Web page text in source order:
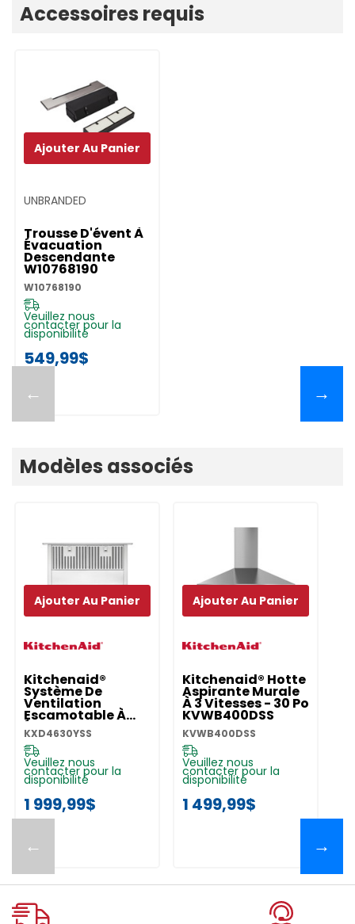
Accessoires requis
←
UNBRANDED
Trousse D'évent À
Évacuation
Descendante
W10768190
W10768190
Veuillez nous
contacter pour la
disponibilité
549,99$
Ajouter Au Panier
→
Modèles associés
←
Kitchenaid®
Système De
Ventilation
Escamotable À
Évacuation
Descendante De
30 Po, 600 Pi
Cu/min
KXD4630YSS
KXD4630YSS
Veuillez nous
contacter pour la
disponibilité
1 999,99$
Ajouter Au Panier
Kitchenaid® Hotte
Aspirante Murale
À 3 Vitesses - 30 Po
KVWB400DSS
KVWB400DSS
Veuillez nous
contacter pour la
disponibilité
1 499,99$
Ajouter Au Panier
→